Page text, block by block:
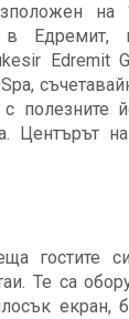
на
Едремит,
Edremit
с полезните
Центърът
гостите
Те са
екран,